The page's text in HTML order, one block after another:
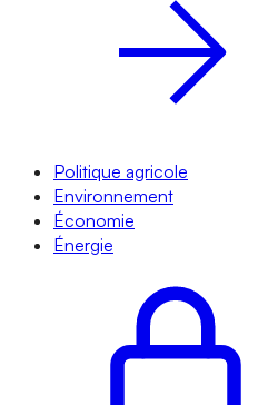
Politique agricole
Environnement
Économie
Énergie